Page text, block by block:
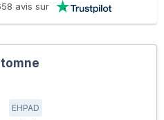
avis sur
EHPAD